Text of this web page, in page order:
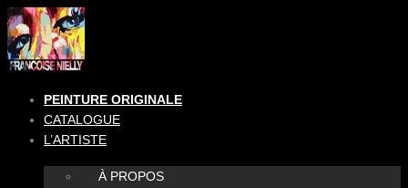
Aller
au
contenu
PEINTURE ORIGINALE
CATALOGUE
L’ARTISTE
À PROPOS